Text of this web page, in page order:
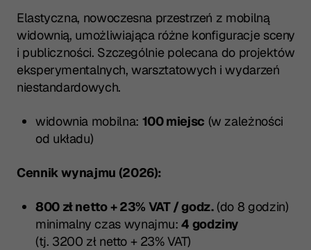
Elastyczna, nowoczesna przestrzeń z mobilną
widownią, umożliwiająca różne konfiguracje sceny
i publiczności. Szczególnie polecana do projektów
eksperymentalnych, warsztatowych i wydarzeń
niestandardowych.
widownia mobilna: 100 miejsc (w zależności
od układu)
Cennik wynajmu (2026):
800 zł netto + 23% VAT / godz.(do 8 godzin)
minimalny czas wynajmu:4 godziny
(tj. 3200 zł netto + 23% VAT)